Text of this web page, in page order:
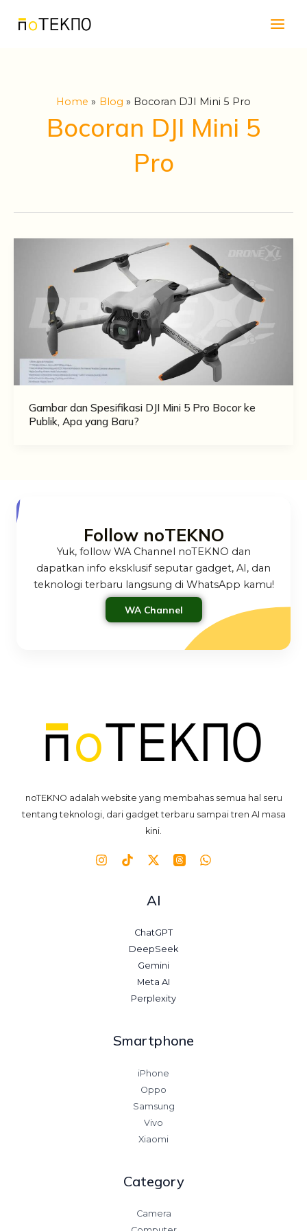
Home Blog Bocoran DJI Mini 5 Pro
Bocoran DJI Mini 5
Pro
Gambar dan Spesifikasi DJI Mini 5 Pro Bocor ke
Publik, Apa yang Baru?
Follow noTEKNO
Yuk, follow WA Channel noTEKNO dan
dapatkan info eksklusif seputar gadget, AI, dan
teknologi terbaru langsung di WhatsApp kamu!
WA Channel
noTEKNO adalah website yang membahas semua hal seru
tentang teknologi, dari gadget terbaru sampai tren AI masa
kini.
AI
ChatGPT
DeepSeek
Gemini
Meta AI
Perplexity
Smartphone
iPhone
Oppo
Samsung
Vivo
Xiaomi
Category
Camera